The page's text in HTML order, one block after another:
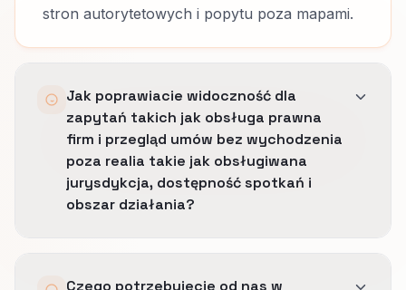
stron autorytetowych i popytu poza mapami.
Jak poprawiacie widoczność dla
zapytań takich jak obsługa prawna
firm i przegląd umów bez wychodzenia
poza realia takie jak obsługiwana
jurysdykcja, dostępność spotkań i
obszar działania?
Czego potrzebujecie od nas w